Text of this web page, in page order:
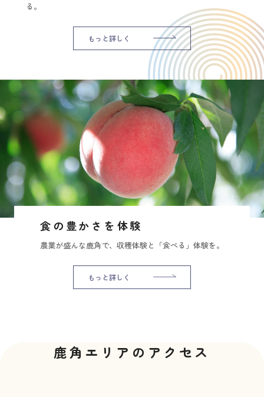
る。
もっと詳しく
食の豊かさを体験
農業が盛んな鹿角で、収穫体験と「食べる」体験を。
もっと詳しく
鹿角エリアのアクセス